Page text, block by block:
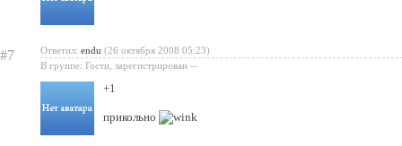
#7 Ответил: endu (26 октября 2008 05:23)
В группе: Гости, зарегистрирован --
+1
прикольно